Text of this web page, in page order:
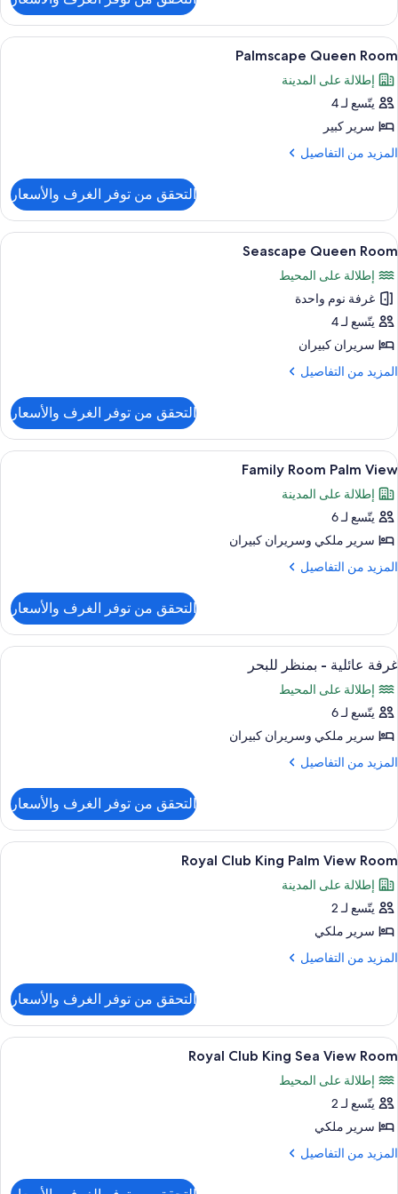
Seascape
King
Room
استعراض
جميع
صور
Palmscape
Queen
Room
أغطية فراش متميزة وميني بار وخزنة
5
Palmscape Queen Room
إطلالة على المدينة
يتّسع لـ 4
سرير كبير
المزيد من التفاصيل
المزيد
Palmscape
Queen
Room
التحقق من توفر الغرف والأسعار
استعراض
جميع
صور
Seascape
Queen
Room
أغطية فراش متميزة وميني بار وخزنة
5
Seascape Queen Room
إطلالة على المحيط
غرفة نوم واحدة
يتّسع لـ 4
سريران كبيران
المزيد من التفاصيل
المزيد
Seascape
Queen
Room
التحقق من توفر الغرف والأسعار
استعراض
جميع
صور
Family
Room
Palm
أغطية فراش متميزة وميني بار وخزنة
6
Family Room Palm View
إطلالة على المدينة
يتّسع لـ 6
سرير ملكي‫‬ وسريران كبيران
المزيد من التفاصيل
المزيد
Family
Room
Palm
View
التحقق من توفر الغرف والأسعار
استعراض
جميع
صور
غرفة
عائلية
-
أغطية فراش متميزة وميني بار وخزنة
7
غرفة عائلية - بمنظر للبحر
إطلالة على المحيط
يتّسع لـ 6
سرير ملكي‫‬ وسريران كبيران
المزيد من التفاصيل
المزيد
غرفة
عائلية
-
للبحر
التحقق من توفر الغرف والأسعار
استعراض
جميع
صور
Royal
Club
King
Room
10
Royal Club King Palm View Room
إطلالة على المدينة
يتّسع لـ 2
سرير ملكي
المزيد من التفاصيل
المزيد
Royal
Club
King
View
Room
التحقق من توفر الغرف والأسعار
استعراض
جميع
صور
Royal
Club
King
8
Royal Club King Sea View Room
إطلالة على المحيط
يتّسع لـ 2
سرير ملكي
المزيد من التفاصيل
المزيد